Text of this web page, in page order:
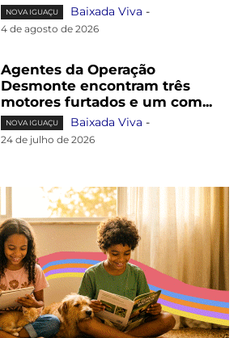
NOVA IGUAÇU Baixada Viva -
4 de agosto de 2026
Agentes da Operação
Desmonte encontram três
motores furtados e um com...
NOVA IGUAÇU Baixada Viva -
24 de julho de 2026